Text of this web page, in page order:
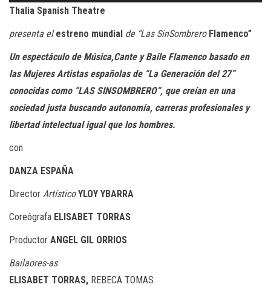
Thalia Spanish Theatre
presenta elestreno mundial de “Las SinSombrero Flamenco”
Un espectáculo de Música,Cante y Baile Flamenco basado en
las Mujeres Artistas españolas de “La Generación del 27”
conocidas como “LAS SINSOMBRERO”, que creían en una
sociedad justa buscando autonomía, carreras profesionales y
libertad intelectual igual que los hombres.
con
DANZA ESPAÑA
Director Artístico YLOY YBARRA
Coreógrafa ELISABET TORRAS
Productor ANGEL GIL ORRIOS
Bailaores-as
ELISABET TORRAS, REBECA TOMAS